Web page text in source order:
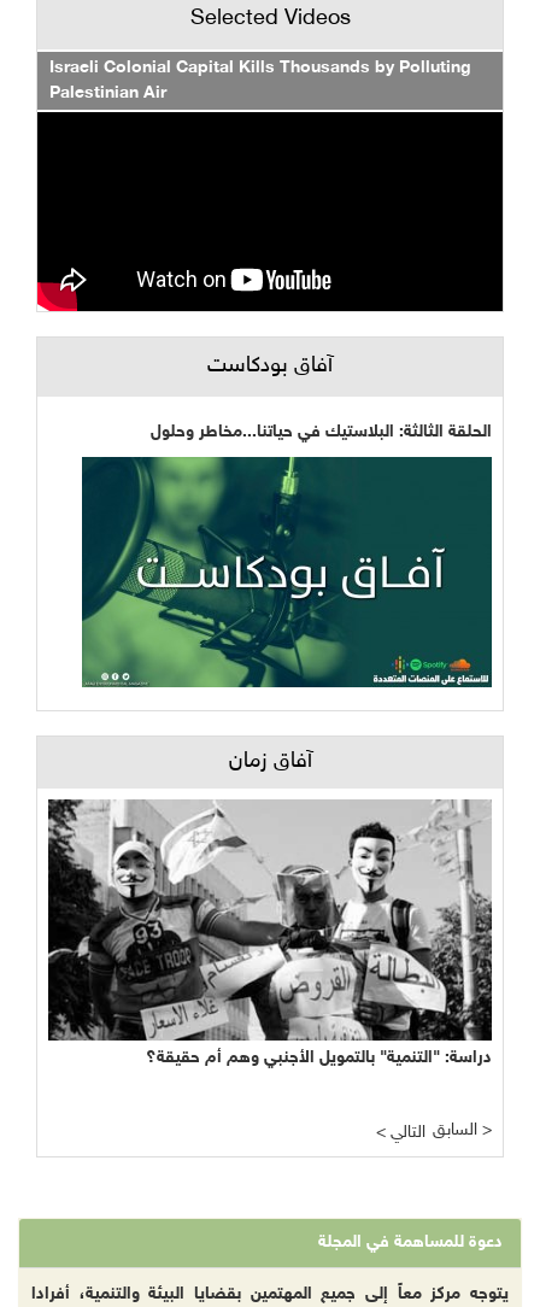
Selected Videos
Israeli Colonial Capital Kills Thousands by Polluting
Palestinian Air
آفاق بودكاست
الحلقة الثالثة: البلاستيك في حياتنا...مخاطر وحلول
آفاق زمان
دراسة: "التنمية" بالتمويل الأجنبي وهم أم حقيقة؟
< التالي السابق >
دعوة للمساهمة في المجلة
يتوجه مركز معاً إلى جميع المهتمين بقضايا البيئة والتنمية، أفرادا